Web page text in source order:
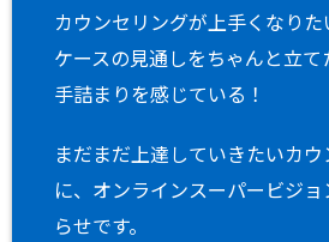
カウンセリングが上手くなりた
ケースの見通しをちゃんと立て
手詰まりを感じている！
まだまだ上達していきたいカ
に、オンラインスーパービジ
らせです。